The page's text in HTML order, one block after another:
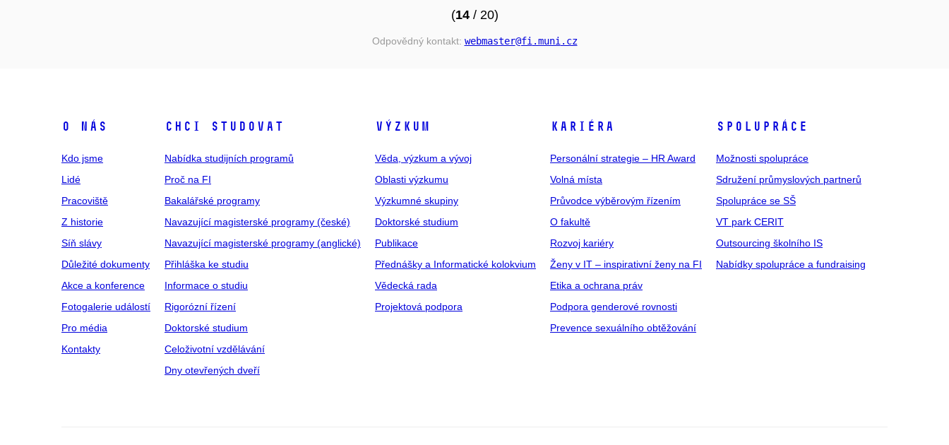
(14/ 20)
Odpovědný kontakt: webmaster@fi .muni .cz
O NÁS
Kdo jsme
Lidé
Pracoviště
Z historie
Síň slávy
Důležité dokumenty
Akce a konference
Fotogalerie událostí
Pro média
Kontakty
CHCI STUDOVAT
Nabídka studijních programů
Proč na FI
Bakalářské programy
Navazující magisterské programy (české)
Navazující magisterské programy (anglické)
Přihláška ke studiu
Informace o studiu
Rigorózní řízení
Doktorské studium
Celoživotní vzdělávání
Dny otevřených dveří
VÝZKUM
Věda, výzkum a vývoj
Oblasti výzkumu
Výzkumné skupiny
Doktorské studium
Publikace
Přednášky a Informatické kolokvium
Vědecká rada
Projektová podpora
KARIÉRA
Personální strategie – HR Award
Volná místa
Průvodce výběrovým řízením
O fakultě
Rozvoj kariéry
Ženy v IT – inspirativní ženy na FI
Etika a ochrana práv
Podpora genderové rovnosti
Prevence sexuálního obtěžování
SPOLUPRÁCE
Možnosti spolupráce
Sdružení průmyslových partnerů
Spolupráce se SŠ
VT park CERIT
Outsourcing školního IS
Nabídky spolupráce a fundraising